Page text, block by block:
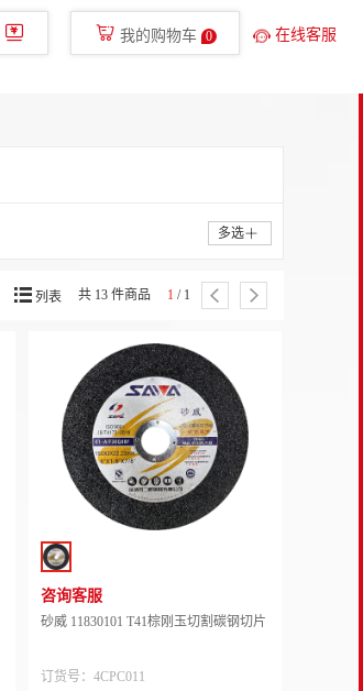
免费服务热线 400-780-8577
我的购物车 0 在线客服
走进新明辉 直播
多选
列表 共 13 件商品 1 / 1
咨询客服
砂威 11830101 T41棕刚玉切割碳钢切片
订货号：4CPC011